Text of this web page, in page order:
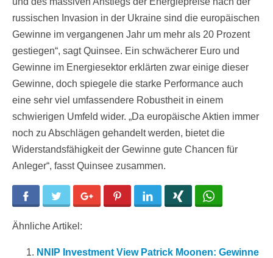
russischen Invasion in der Ukraine sind die europäischen
Gewinne im vergangenen Jahr um mehr als 20 Prozent
gestiegen“, sagt Quinsee. Ein schwächerer Euro und
Gewinne im Energiesektor erklärten zwar einige dieser
Gewinne, doch spiegele die starke Performance auch
eine sehr viel umfassendere Robustheit in einem
schwierigen Umfeld wider. „Da europäische Aktien immer
noch zu Abschlägen gehandelt werden, bietet die
Widerstandsfähigkeit der Gewinne gute Chancen für
Anleger“, fasst Quinsee zusammen.
Facebook Twitter Google+ Pinterest LinkedIn
Ähnliche Artikel:
NNIP Investment View Patrick Moonen: Gewinne